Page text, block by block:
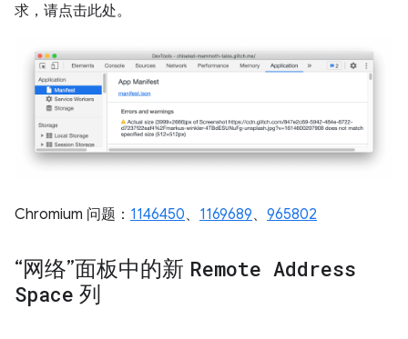
求，请点击此处。
Chromium 问题： 1146450、 1169689、 965802
“网络”面板中的新 Remote Address
Space 列